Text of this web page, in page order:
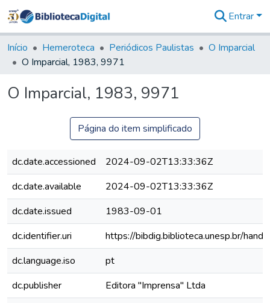
&
Coleções
Tudo na
Digital
Entrar
Início Hemeroteca Periódicos Paulistas
O Imparcial
O Imparcial, 1983, 9971
O Imparcial, 1983, 9971
Página do item simplificado
dc.date.accessioned
2024-09-02T13:33:36Z
dc.date.available
2024-09-02T13:33:36Z
dc.date.issued
1983-09-01
dc.identifier.uri
https://bibdig.biblioteca.unesp.br/
dc.language.iso
pt
dc.publisher
Editora "Imprensa" Ltda